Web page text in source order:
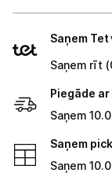
Audio
veidi
Saņem
Saņem rīt
Piegāde
Saņem
Saņem
Saņem